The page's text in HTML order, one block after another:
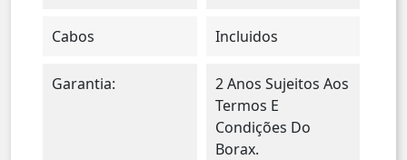
Cabos Incluidos
Garantia:
2 Anos Sujeitos Aos
Termos E
Condições Do
Borax.